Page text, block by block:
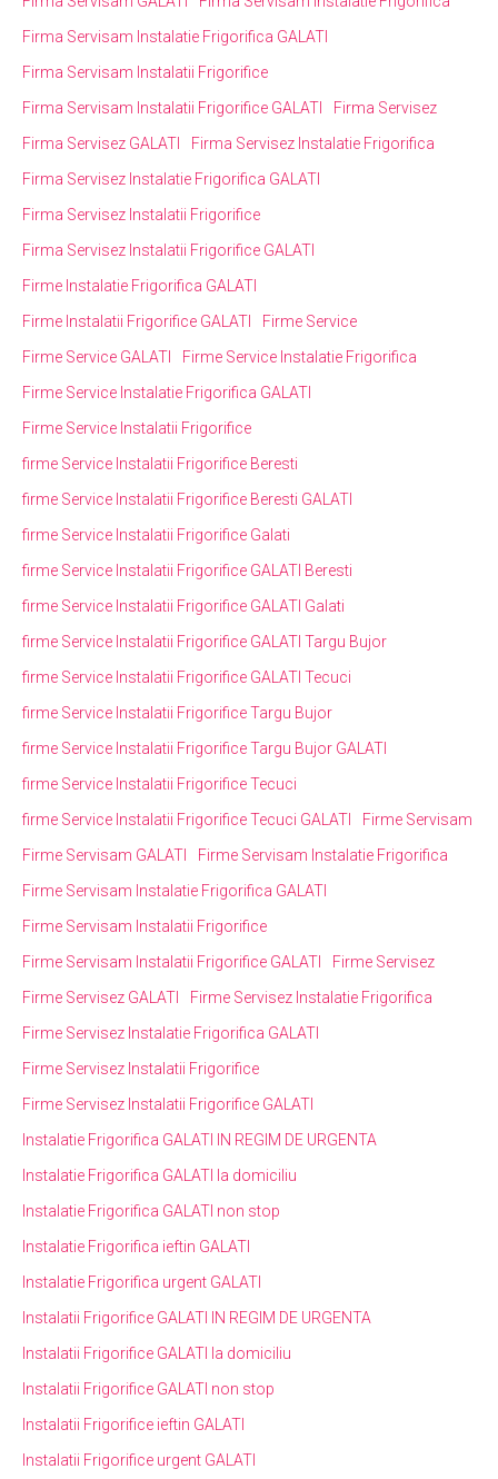
Firma Servisam Instalatie Frigorifica GALATI
Firma Servisam Instalatii Frigorifice
Firma Servisam Instalatii Frigorifice GALATI
Firma Servisez
Firma Servisez GALATI
Firma Servisez Instalatie Frigorifica
Firma Servisez Instalatie Frigorifica GALATI
Firma Servisez Instalatii Frigorifice
Firma Servisez Instalatii Frigorifice GALATI
Firme Instalatie Frigorifica GALATI
Firme Instalatii Frigorifice GALATI
Firme Service
Firme Service GALATI
Firme Service Instalatie Frigorifica
Firme Service Instalatie Frigorifica GALATI
Firme Service Instalatii Frigorifice
firme Service Instalatii Frigorifice Beresti
firme Service Instalatii Frigorifice Beresti GALATI
firme Service Instalatii Frigorifice Galati
firme Service Instalatii Frigorifice GALATI Beresti
firme Service Instalatii Frigorifice GALATI Galati
firme Service Instalatii Frigorifice GALATI Targu Bujor
firme Service Instalatii Frigorifice GALATI Tecuci
firme Service Instalatii Frigorifice Targu Bujor
firme Service Instalatii Frigorifice Targu Bujor GALATI
firme Service Instalatii Frigorifice Tecuci
firme Service Instalatii Frigorifice Tecuci GALATI
Firme Servisam
Firme Servisam GALATI
Firme Servisam Instalatie Frigorifica
Firme Servisam Instalatie Frigorifica GALATI
Firme Servisam Instalatii Frigorifice
Firme Servisam Instalatii Frigorifice GALATI
Firme Servisez
Firme Servisez GALATI
Firme Servisez Instalatie Frigorifica
Firme Servisez Instalatie Frigorifica GALATI
Firme Servisez Instalatii Frigorifice
Firme Servisez Instalatii Frigorifice GALATI
Instalatie Frigorifica GALATI IN REGIM DE URGENTA
Instalatie Frigorifica GALATI la domiciliu
Instalatie Frigorifica GALATI non stop
Instalatie Frigorifica ieftin GALATI
Instalatie Frigorifica urgent GALATI
Instalatii Frigorifice GALATI IN REGIM DE URGENTA
Instalatii Frigorifice GALATI la domiciliu
Instalatii Frigorifice GALATI non stop
Instalatii Frigorifice ieftin GALATI
Instalatii Frigorifice urgent GALATI